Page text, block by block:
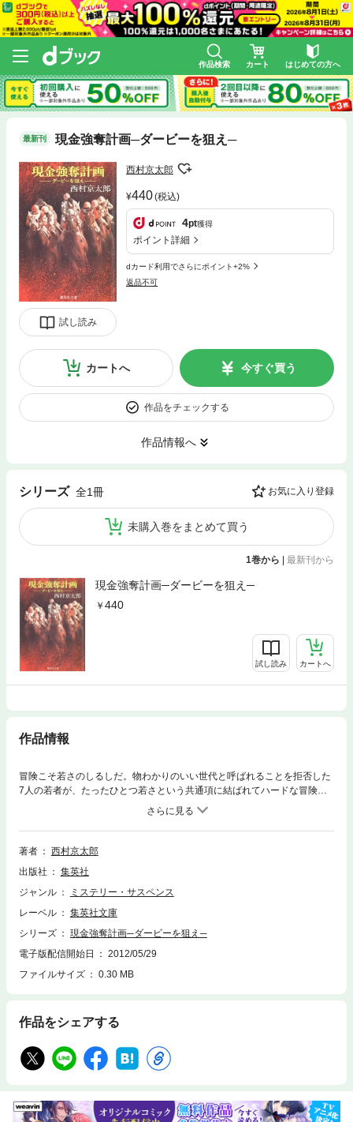
作品検索 カート はじめての方へ
最新刊 現金強奪計画─ダービーを狙え─
試し読み
西村京太郎
440(税込)
4pt獲得
ポイント詳細
dカード利用でさらにポイント+2%
返品不可
カートへ 今すぐ買う
作品をチェックする
作品情報へ
シリーズ 全1冊 お気に入り登録
未購入巻をまとめて買う
1巻から | 最新刊から
現金強奪計画─ダービーを狙え─
440
試し読み カートへ
作品情報
冒険こそ若さのしるしだ。物わかりのいい世代と呼ばれることを拒否した
7人の若者が、たったひとつ若さという共通項に結ばれてハードな冒険に
挑む。狙いは東京競馬場のダービーの売上げ金20億円。用意周到な計画の
もと、厳重な警備陣の裏をかき、まんまと計画を成功させるが…。痛快冒
険物語。
著者
西村京太郎
出版社
集英社
ジャンル
ミステリー・サスペンス
レーベル
集英社文庫
シリーズ
現金強奪計画─ダービーを狙え─
電子版配信開始日
2012/05/29
ファイルサイズ
0.30 MB
作品をシェアする